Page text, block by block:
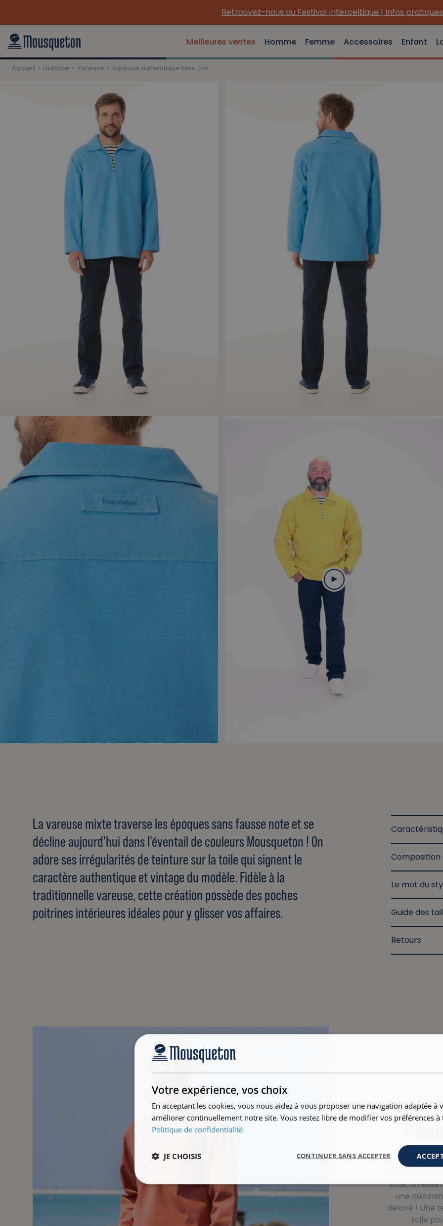
Retrouvez-nous au Festival Interceltique | Infos pratiques
Meilleures ventes Homme Femme Accessoires Enfant
Accueil Homme Vareuse Vareuse authentique bleu ciel
La vareuse mixte traverse les époques sans fausse note et se
décline aujourd'hui dans l'éventail de couleurs Mousqueton ! On
adore ses irrégularités de teinture sur la toile qui signent le
caractère authentique et vintage du modèle. Fidèle à la
traditionnelle vareuse, cette création possède des poches
poitrines intérieures idéales pour y glisser vos affaires.
Le mot du
Guide des
Retours
Saviez-
bonheur ?
toile, un
une
délavé ! Une
toile
Votre expérience, vos choix
En acceptant les cookies, vous nous aidez à vous proposer une navigation adaptée à
améliorer continuellement notre site. Vous restez libre de modifier vos préférences
Politique de confidentialité
CONTINUER SANS ACCEPTER
JE CHOISIS